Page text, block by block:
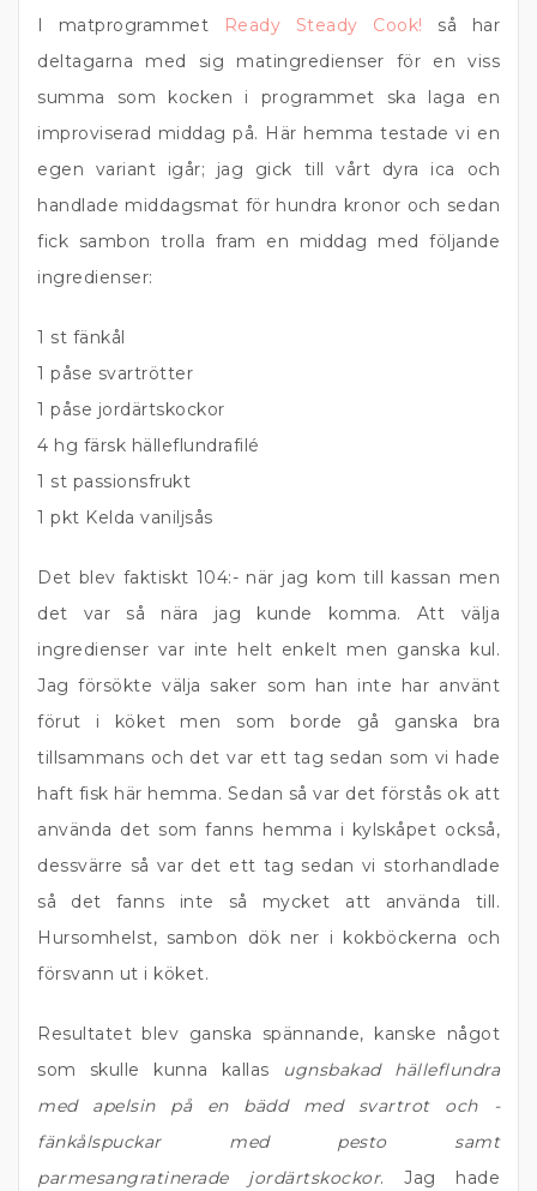
I matprogrammet Ready Steady Cook! så har
deltagarna med sig matingredienser för en viss
summa som kocken i programmet ska laga en
improviserad middag på. Här hemma testade vi en
egen variant igår; jag gick till vårt dyra ica och
handlade middagsmat för hundra kronor och sedan
fick sambon trolla fram en middag med följande
ingredienser:
1 st fänkål
1 påse svartrötter
1 påse jordärtskockor
4 hg färsk hälleflundrafilé
1 st passionsfrukt
1 pkt Kelda vaniljsås
Det blev faktiskt 104:- när jag kom till kassan men
det var så nära jag kunde komma. Att välja
ingredienser var inte helt enkelt men ganska kul.
Jag försökte välja saker som han inte har använt
förut i köket men som borde gå ganska bra
tillsammans och det var ett tag sedan som vi hade
haft fisk här hemma. Sedan så var det förstås ok att
använda det som fanns hemma i kylskåpet också,
dessvärre så var det ett tag sedan vi storhandlade
så det fanns inte så mycket att använda till.
Hursomhelst, sambon dök ner i kokböckerna och
försvann ut i köket.
Resultatet blev ganska spännande, kanske något
som skulle kunna kallas ugnsbakad hälleflundra
med apelsin på en bädd med svartrot och -
fänkålspuckar med pesto samt
parmesangratinerade jordärtskockor. Jag hade